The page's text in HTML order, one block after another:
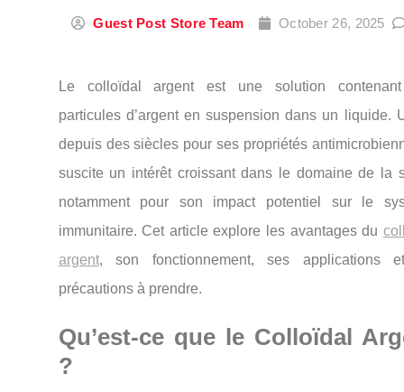
Guest Post Store Team October 26, 2025
Le colloïdal argent est une solution
particules d’argent en suspension dans un liquide.
depuis des siècles pour ses propriétés
suscite un intérêt croissant dans le domaine de la
notamment pour son impact potentiel sur le
immunitaire. Cet article explore les avantages du
argent, son fonctionnement, ses applications
précautions à prendre.
Qu’est-ce que le Colloïdal
?